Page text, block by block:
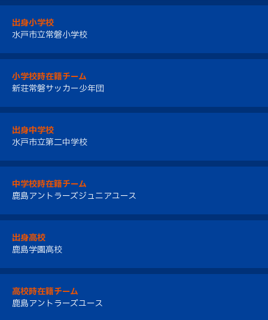
出身小学校
水戸市立常磐小学校
小学校時在籍チーム
新荘常磐サッカー少年団
出身中学校
水戸市立第二中学校
中学校時在籍チーム
鹿島アントラーズジュニアユース
出身高校
鹿島学園高校
高校時在籍チーム
鹿島アントラーズユース